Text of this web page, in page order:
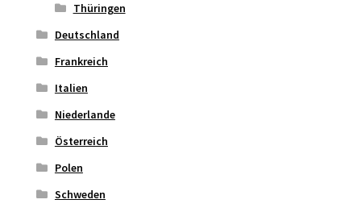
Thüringen
Deutschland
Frankreich
Italien
Niederlande
Österreich
Polen
Schweden